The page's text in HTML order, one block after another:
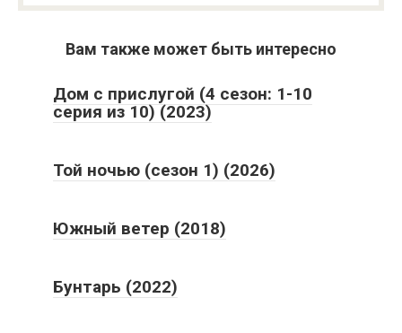
Вам также может быть интересно
Дом с прислугой (4 сезон: 1-10
серия из 10) (2023)
Той ночью (сезон 1) (2026)
Южный ветер (2018)
Бунтарь (2022)